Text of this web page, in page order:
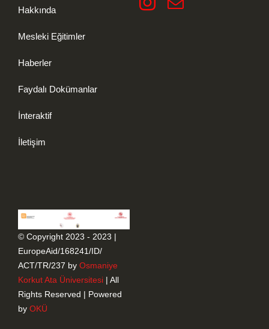
Hakkında
Mesleki Eğitimler
Haberler
Faydalı Dokümanlar
İnteraktif
İletişim
© Copyright 2023 - 2023 |
EuropeAid/168241/ID/
ACT/TR/237 by Osmaniye
Korkut Ata Üniversitesi| All
Rights Reserved | Powered
by OKÜ